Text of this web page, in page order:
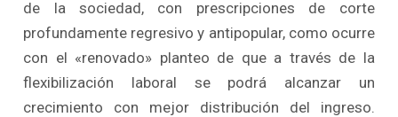
de la sociedad, con prescripciones de corte
profundamente regresivo y antipopular, como ocurre
con el «renovado» planteo de que a través de la
flexibilización laboral se podrá alcanzar un
crecimiento con mejor distribución del ingreso.